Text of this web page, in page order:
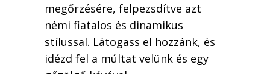
megőrzésére, felpezsdítve azt
némi fiatalos és dinamikus
stílussal. Látogass el hozzánk, és
idézd fel a múltat velünk és egy